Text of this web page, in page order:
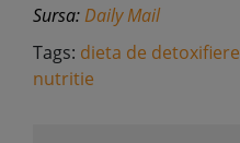
Sursa:Daily Mail
Tags: dieta de detoxifiere
nutritie